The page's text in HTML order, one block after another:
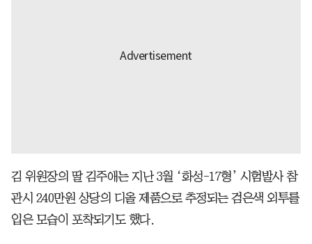
김 위원장의 딸 김주애는 지난 3월 ‘화성-17형’ 시험발사 참
관시 240만원 상당의 디올 제품으로 추정되는 검은색 외투를
입은 모습이 포착되기도 했다.